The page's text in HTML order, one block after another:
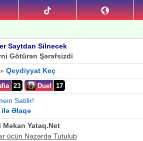
Saytdan Silnecek
Götürən Şərəfsizdi
Qeydiyyat Keç
23 Duel 17
Satilir!
ilə Əlaqə
Yataq.Net
üçün Nəzərdə Tutulub